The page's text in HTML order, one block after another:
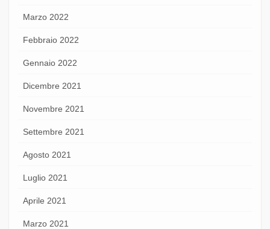
Marzo 2022
Febbraio 2022
Gennaio 2022
Dicembre 2021
Novembre 2021
Settembre 2021
Agosto 2021
Luglio 2021
Aprile 2021
Marzo 2021